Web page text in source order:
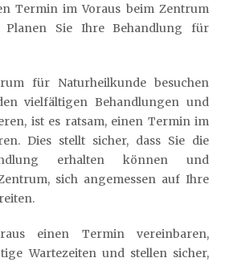
Termin im Voraus beim Zentrum
Planen Sie Ihre Behandlung für
für Naturheilkunde besuchen
vielfältigen Behandlungen und
ist es ratsam, einen Termin im
Dies stellt sicher, dass Sie die
erhalten können und
sich angemessen auf Ihre
einen Termin vereinbaren,
Wartezeiten und stellen sicher,